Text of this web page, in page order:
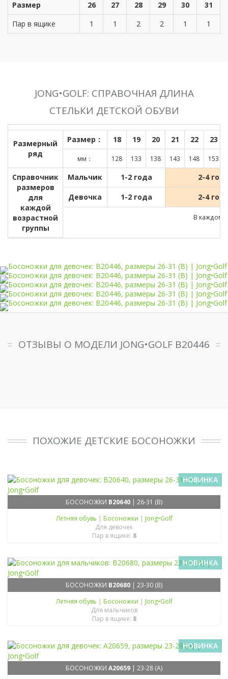
Размер 26 27 28 29 30
31
Пар в ящике
1 1 2 2 1 1
JONG•GOLF: СПРАВОЧНАЯ ДЛИНА
СТЕЛЬКИ ДЕТСКОЙ ОБУВИ
Размерный
ряд
Размер： 18 19 20 21 22 23
мм： 128 133 138 143 148 153
Справочник
размеров
для
каждой
возрастной
группы
Мальчик 1-2 года 2-4
Девочка 1-2 года 2-4
В каждом
ОТЗЫВЫ О МОДЕЛИ JONG•GOLF B20446
ПОХОЖИЕ ДЕТСКИЕ БОСОНОЖКИ
НОВИНКА
БОСОНОЖКИ B20640 | 26-31 (B)
Летняя обувь | Босоножки | Jong•Golf
Для девочек
Пар в ящике: 8
НОВИНКА
БОСОНОЖКИ B20680 | 23-30 (B)
Летняя обувь | Босоножки | Jong•Golf
Для мальчиков
Пар в ящике: 8
НОВИНКА
БОСОНОЖКИ A20659 | 23-28 (A)